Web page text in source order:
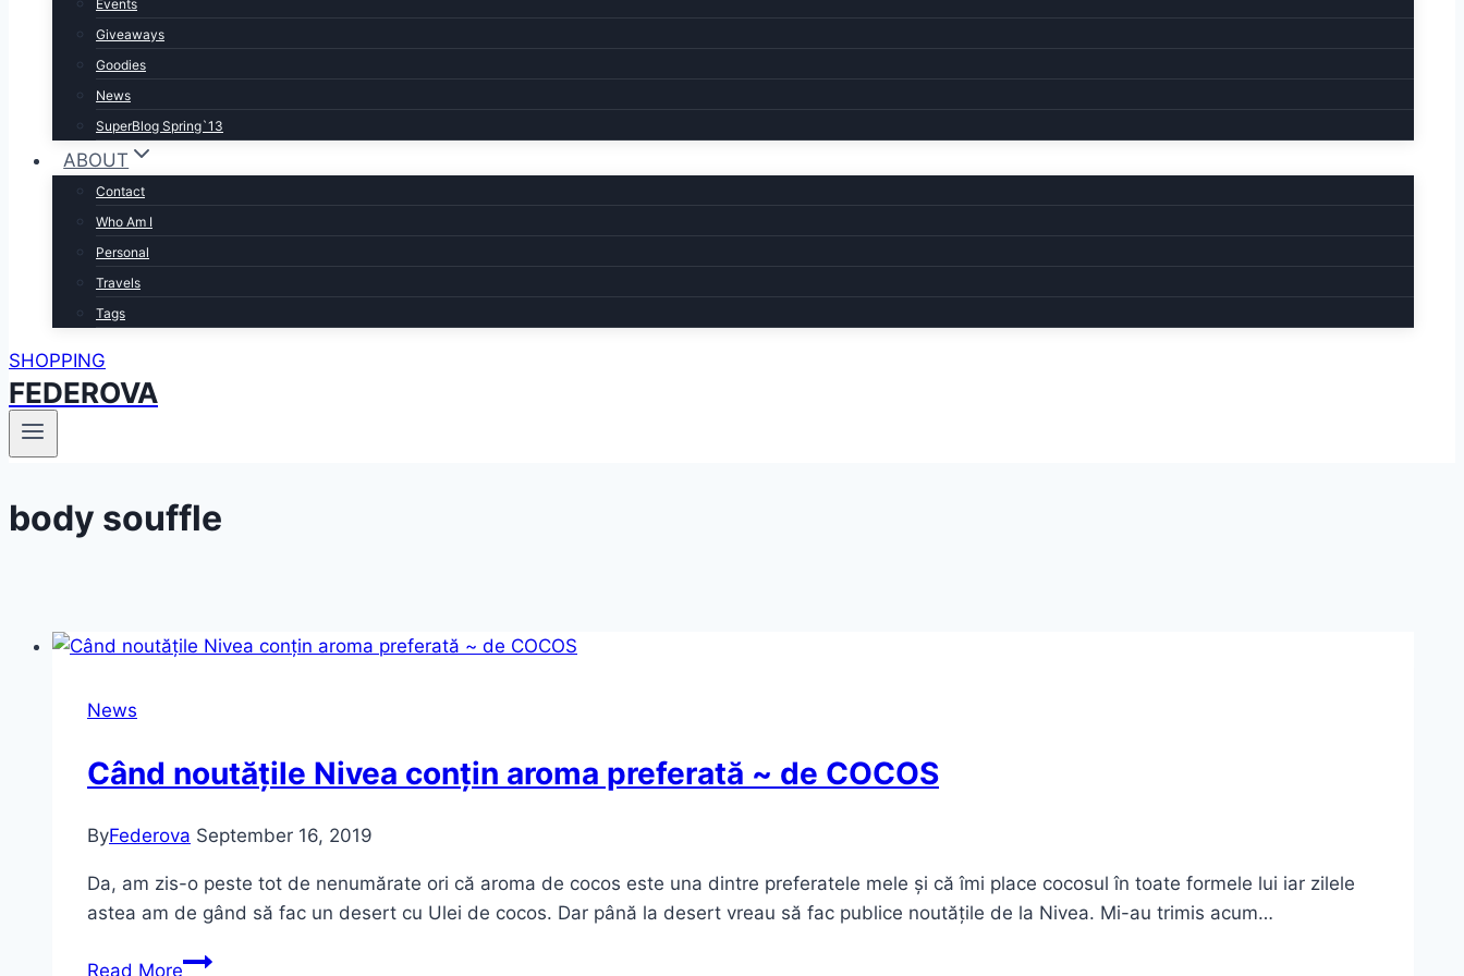
Events
Giveaways
Goodies
News
SuperBlog Spring`13
ABOUT
Contact
Who Am I
Personal
Travels
Tags
SHOPPING
FEDEROVA
body souffle
News
Când noutățile Nivea conțin aroma preferată ~ de COCOS
ByFederova September 16, 2019
Da, am zis-o peste tot de nenumărate ori că aroma de cocos este una dintre preferatele mele și că îmi place cocosul în toate formele lui iar zilele
astea am de gând să fac un desert cu Ulei de cocos. Dar până la desert vreau să fac publice noutățile de la Nivea. Mi-au trimis acum…
Read MoreCând